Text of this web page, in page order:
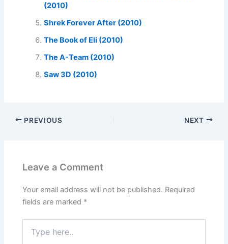
(2010)
Shrek Forever After (2010)
The Book of Eli (2010)
The A-Team (2010)
Saw 3D (2010)
PREVIOUS NEXT
Leave a Comment
Your email address will not be published. Required
fields are marked *
here..